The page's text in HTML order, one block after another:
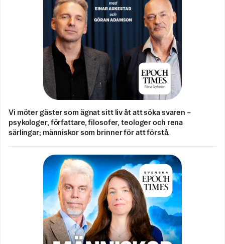
Vi möter gäster som ägnat sitt liv åt att söka svaren –
psykologer, författare, filosofer, teologer och rena
särlingar; människor som brinner för att förstå.